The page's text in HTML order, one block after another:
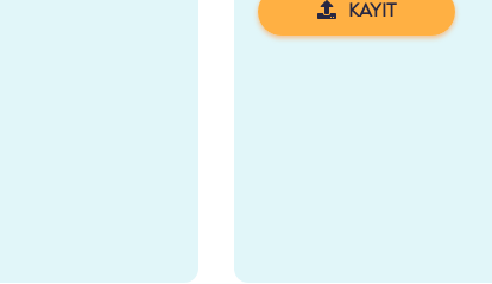
KAYIT